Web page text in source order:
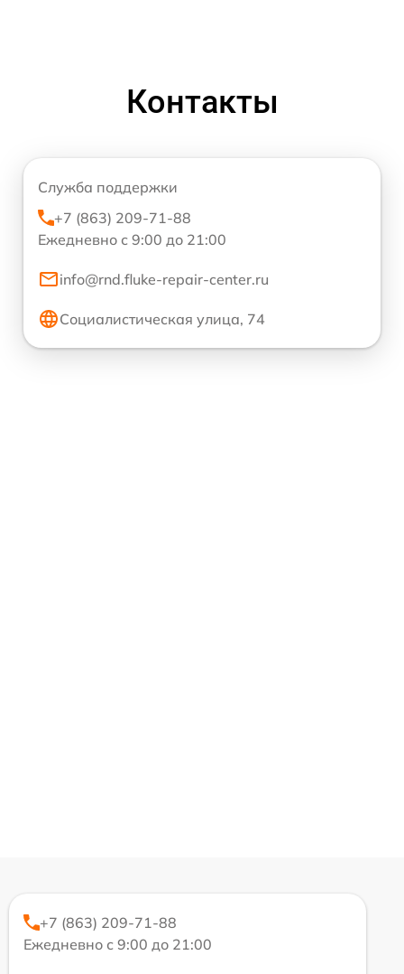
Контакты
Служба поддержки
+7 (863) 209-71-88
Ежедневно с 9:00 до 21:00
info@rnd.fluke-repair-center.ru
Социалистическая улица, 74
+7 (863) 209-71-88
Ежедневно с 9:00 до 21:00